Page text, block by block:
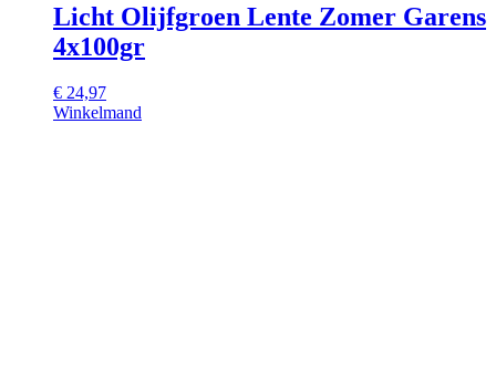
Licht Olijfgroen Lente Zomer Garens
4x100gr
€ 24,97
Winkelmand